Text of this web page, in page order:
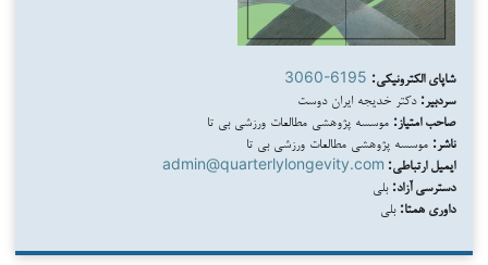
شاپای الکترونیکی: 3060-6195
سردبیر: دکتر خدیجه ایران دوست
صاحب امتیاز: موسسه پژوهشی مطالعات ورزشی بی تا
ناشر: موسسه پژوهشی مطالعات ورزشی بی تا
ایمیل ارتباطی: admin@quarterlylongevity.com
دسترسی آزاد: بلی
داوری همتا: بلی